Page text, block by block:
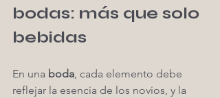
bodas: más que solo
bebidas
En una boda, cada elemento debe
reflejar la esencia de los novios, y la